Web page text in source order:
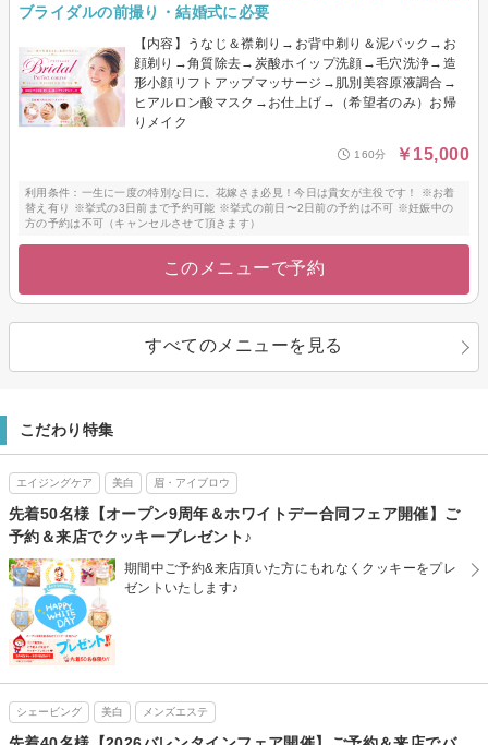
ブライダルの前撮り・結婚式に必要
【内容】うなじ＆襟剃り→お背中剃り＆泥パック→お
顔剃り→角質除去→炭酸ホイップ洗顔→毛穴洗浄→造
形小顔リフトアップマッサージ→肌別美容原液調合→
ヒアルロン酸マスク→お仕上げ→（希望者のみ）お帰
りメイク
160分 ￥15,000
利用条件：一生に一度の特別な日に。花嫁さま必見！今日は貴女が主役です！ ※お着
替え有り ※挙式の3日前まで予約可能 ※挙式の前日〜2日前の予約は不可 ※妊娠中の
方の予約は不可（キャンセルさせて頂きます）
このメニューで予約
すべてのメニューを見る
こだわり特集
エイジングケア 美白 眉・アイブロウ
先着50名様【オープン9周年＆ホワイトデー合同フェア開催】ご
予約＆来店でクッキープレゼント♪
期間中ご予約&来店頂いた方にもれなくクッキーをプレ
ゼントいたします♪
シェービング 美白 メンズエステ